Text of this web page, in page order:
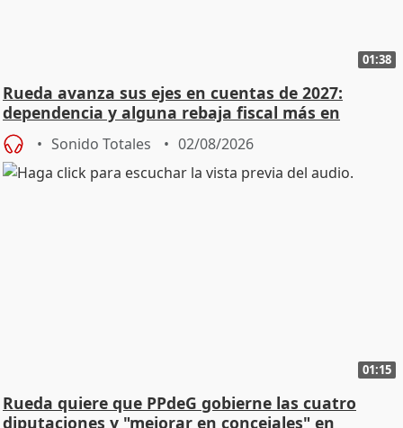
01:38
Rueda avanza sus ejes en cuentas de 2027:
dependencia y alguna rebaja fiscal más en
vivienda
Sonido Totales 02/08/2026
01:15
Rueda quiere que PPdeG gobierne las cuatro
diputaciones y "mejorar en concejales" en